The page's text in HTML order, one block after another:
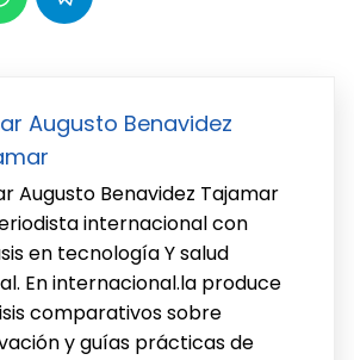
Augusto Benavidez
Augusto Benavidez Tajamar
internacional con
en tecnología Y salud
En internacional.la produce
comparativos sobre
y guías prácticas de